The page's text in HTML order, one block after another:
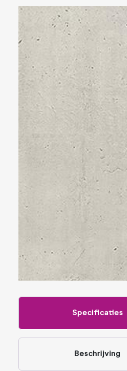
Montagetools
Privacy folies
Veiligheidsfolies
Whiteboard folies
Zonwerende folies
Specificaties
Beschrijving